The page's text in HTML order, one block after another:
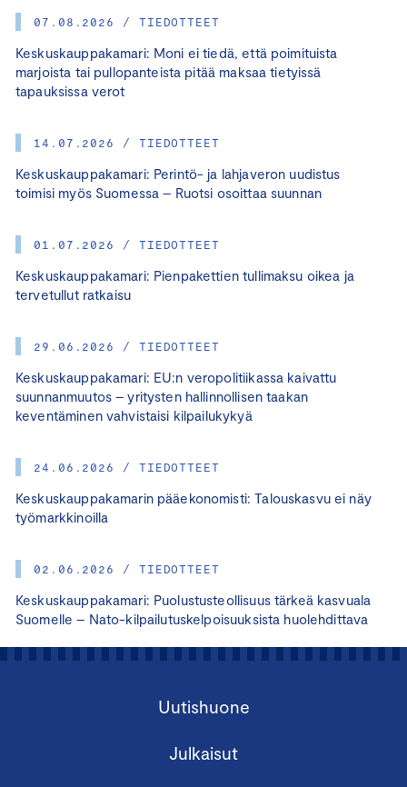
07.08.2026 / TIEDOTTEET
Keskuskauppakamari: Moni ei tiedä, että poimituista
marjoista tai pullopanteista pitää maksaa tietyissä
tapauksissa verot
14.07.2026 / TIEDOTTEET
Keskuskauppakamari: Perintö- ja lahjaveron uudistus
toimisi myös Suomessa – Ruotsi osoittaa suunnan
01.07.2026 / TIEDOTTEET
Keskuskauppakamari: Pienpakettien tullimaksu oikea ja
tervetullut ratkaisu
29.06.2026 / TIEDOTTEET
Keskuskauppakamari: EU:n veropolitiikassa kaivattu
suunnanmuutos – yritysten hallinnollisen taakan
keventäminen vahvistaisi kilpailukykyä
24.06.2026 / TIEDOTTEET
Keskuskauppakamarin pääekonomisti: Talouskasvu ei näy
työmarkkinoilla
02.06.2026 / TIEDOTTEET
Keskuskauppakamari: Puolustusteollisuus tärkeä kasvuala
Suomelle – Nato-kilpailutuskelpoisuuksista huolehdittava
Uutishuone
Julkaisut